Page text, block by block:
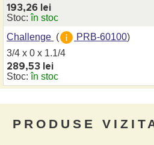
193,26 lei
Stoc:în stoc
Challenge ( PRB-60100)
3/4 x 0 x 1.1/4
289,53 lei
Stoc:în stoc
PRODUSE